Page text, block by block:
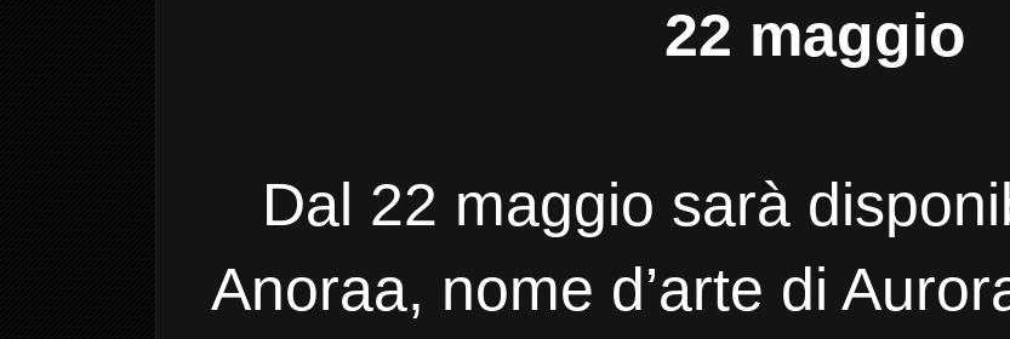
22 maggio
Dal 22 maggio sarà
Anoraa, nome d’arte di